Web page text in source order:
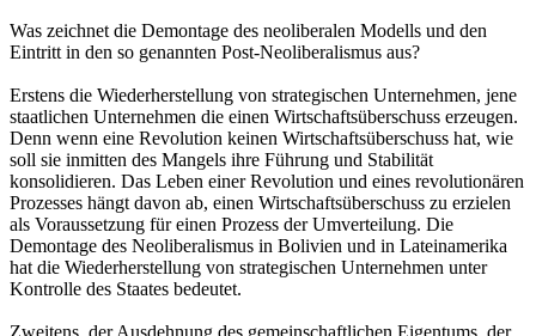
Was zeichnet die Demontage des neoliberalen Modells und den
Eintritt in den so genannten Post-Neoliberalismus aus?
Erstens die Wiederherstellung von strategischen Unternehmen, jene
staatlichen Unternehmen die einen Wirtschaftsüberschuss erzeugen.
Denn wenn eine Revolution keinen Wirtschaftsüberschuss hat, wie
soll sie inmitten des Mangels ihre Führung und Stabilität
konsolidieren. Das Leben einer Revolution und eines revolutionären
Prozesses hängt davon ab, einen Wirtschaftsüberschuss zu erzielen
als Voraussetzung für einen Prozess der Umverteilung. Die
Demontage des Neoliberalismus in Bolivien und in Lateinamerika
hat die Wiederherstellung von strategischen Unternehmen unter
Kontrolle des Staates bedeutet.